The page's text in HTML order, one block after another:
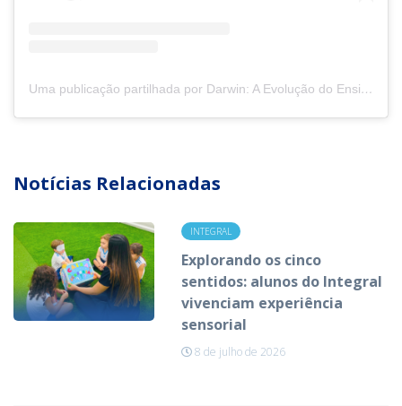
Uma publicação partilhada por Darwin: A Evolução do Ensino! (@col_darwin)
Notícias Relacionadas
INTEGRAL
Explorando os cinco
sentidos: alunos do Integral
vivenciam experiência
sensorial
8 de julho de 2026